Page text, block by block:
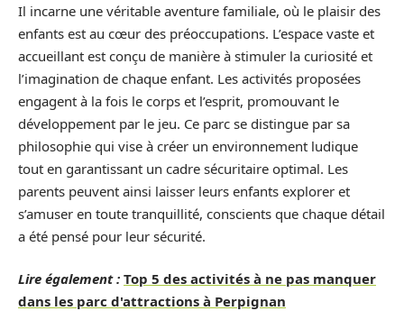
Il incarne une véritable aventure familiale, où le plaisir des
enfants est au cœur des préoccupations. L’espace vaste et
accueillant est conçu de manière à stimuler la curiosité et
l’imagination de chaque enfant. Les activités proposées
engagent à la fois le corps et l’esprit, promouvant le
développement par le jeu. Ce parc se distingue par sa
philosophie qui vise à créer un environnement ludique
tout en garantissant un cadre sécuritaire optimal. Les
parents peuvent ainsi laisser leurs enfants explorer et
s’amuser en toute tranquillité, conscients que chaque détail
a été pensé pour leur sécurité.
Lire également : Top 5 des activités à ne pas manquer
dans les parc d'attractions à Perpignan